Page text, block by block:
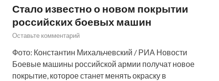
Стало известно о новом покрытии
российских боевых машин
Оставьте комментарий
Фото: Константин Михальчевский / РИА Новости
Боевые машины российской армии получат новое
покрытие, которое станет менять окраску в